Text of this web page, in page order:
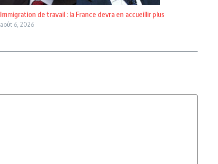
Immigration de travail : la France devra en accueillir plus
août 6, 2026